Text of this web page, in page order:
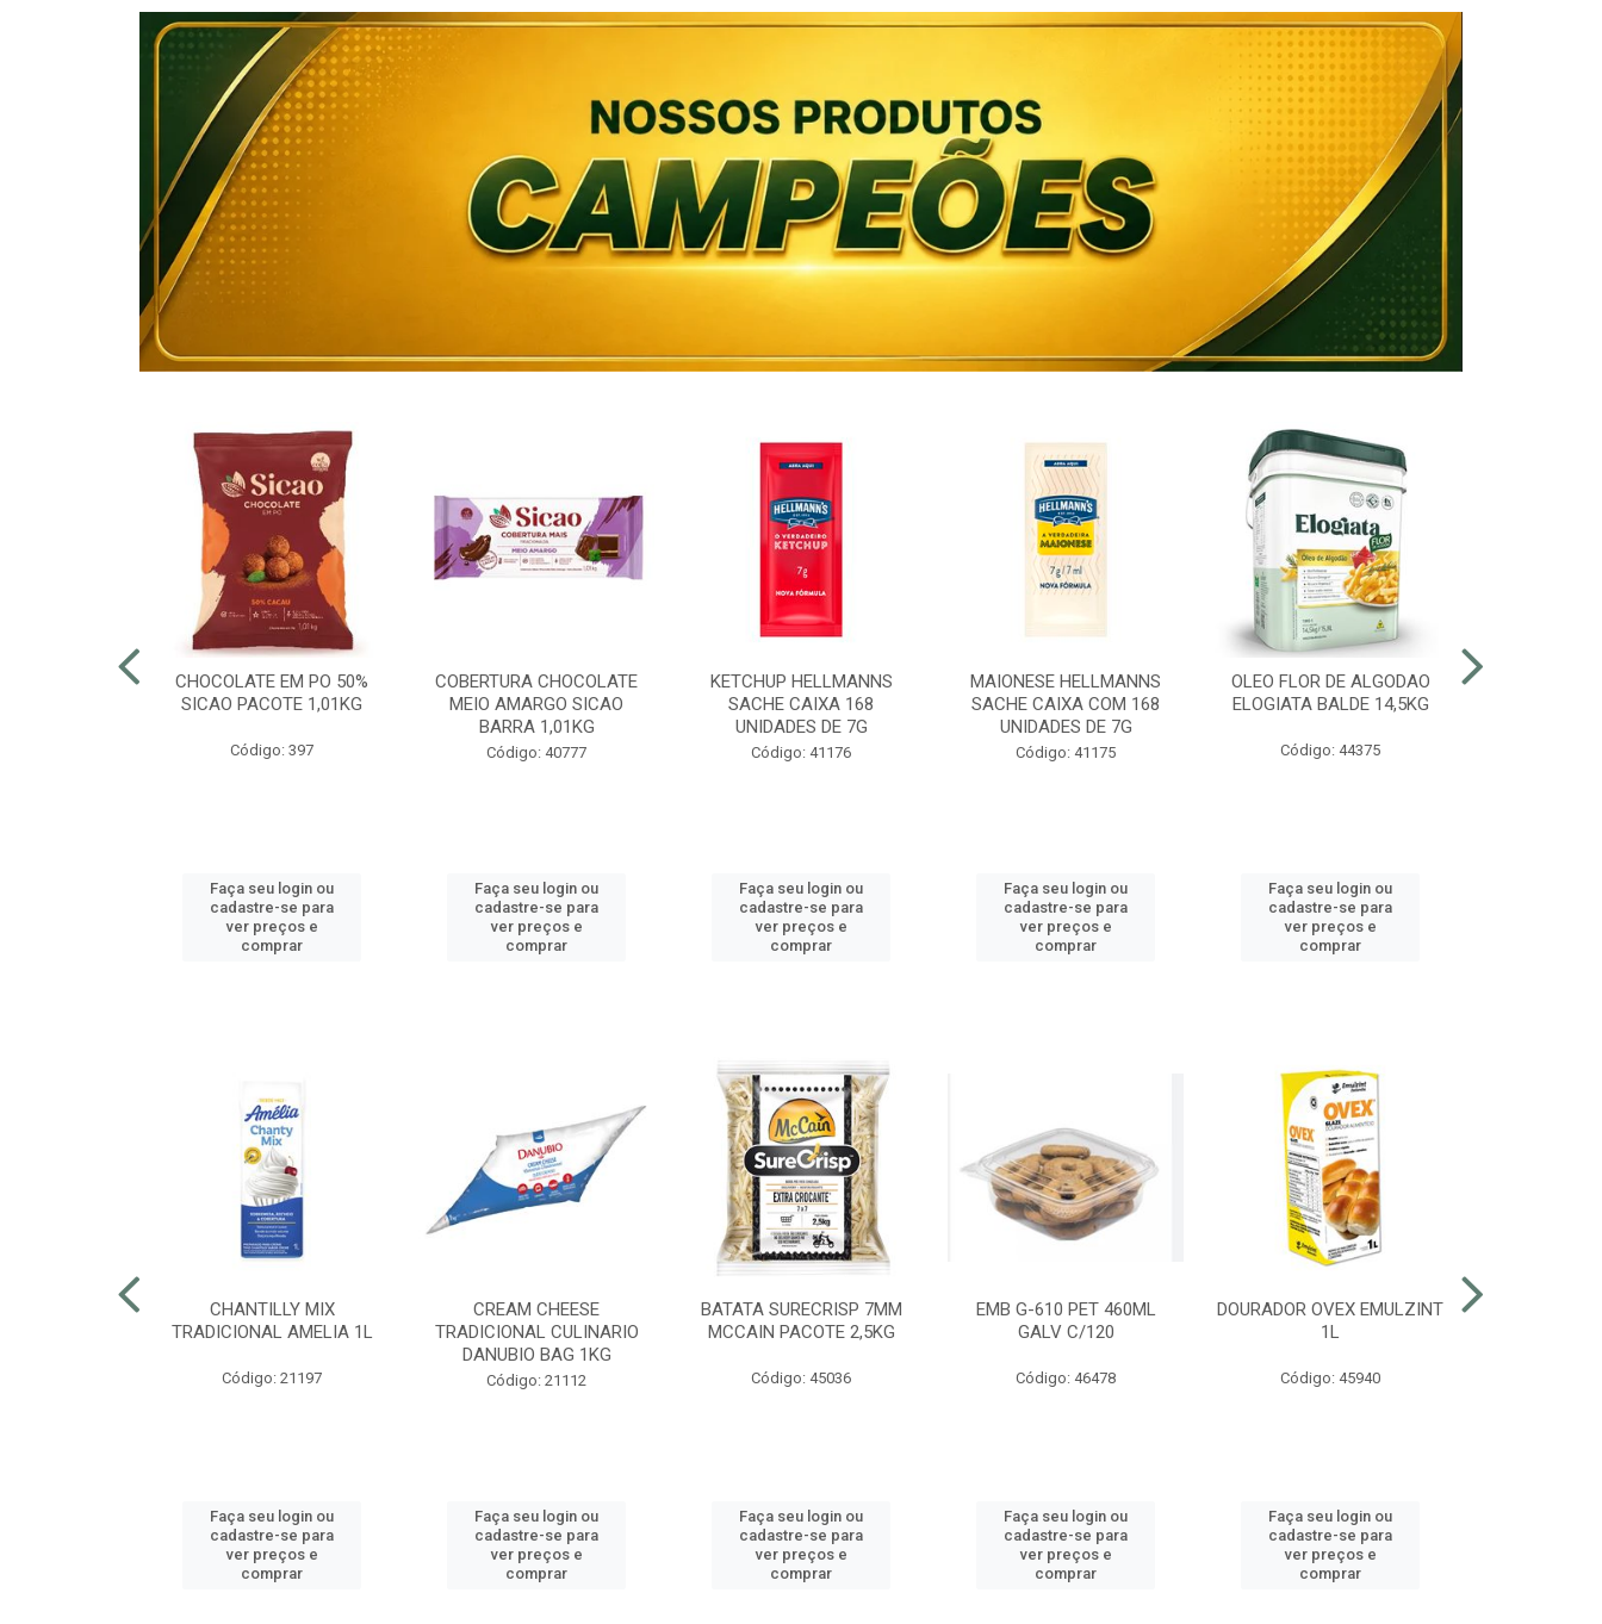
CHOCOLATE EM PO 50%
SICAO PACOTE 1,01KG
Código: 397
Faça seu login ou
cadastre-se para
ver preços e
comprar
COBERTURA CHOCOLATE
MEIO AMARGO SICAO
BARRA 1,01KG
Código: 40777
Faça seu login ou
cadastre-se para
ver preços e
comprar
KETCHUP HELLMANNS
SACHE CAIXA 168
UNIDADES DE 7G
Código: 41176
Faça seu login ou
cadastre-se para
ver preços e
comprar
MAIONESE HELLMANNS
SACHE CAIXA COM 168
UNIDADES DE 7G
Código: 41175
Faça seu login ou
cadastre-se para
ver preços e
comprar
OLEO FLOR DE ALGODAO
ELOGIATA BALDE 14,5KG
Código: 44375
Faça seu login ou
cadastre-se para
ver preços e
comprar
CHANTILLY MIX
TRADICIONAL AMELIA 1L
Código: 21197
Faça seu login ou
cadastre-se para
ver preços e
comprar
CREAM CHEESE
TRADICIONAL CULINARIO
DANUBIO BAG 1KG
Código: 21112
Faça seu login ou
cadastre-se para
ver preços e
comprar
BATATA SURECRISP 7MM
MCCAIN PACOTE 2,5KG
Código: 45036
Faça seu login ou
cadastre-se para
ver preços e
comprar
EMB G-610 PET 460ML
GALV C/120
Código: 46478
Faça seu login ou
cadastre-se para
ver preços e
comprar
DOURADOR OVEX EMULZINT
1L
Código: 45940
Faça seu login ou
cadastre-se para
ver preços e
comprar